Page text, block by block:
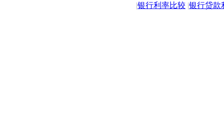
|银行利率比较 |银行贷款